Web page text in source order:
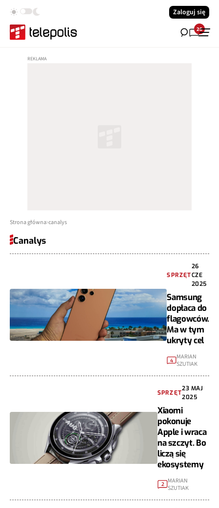
Zaloguj się
28
Strona główna canalys
Canalys
SPRZĘT
26
CZE
2025
Samsung
dopłaca do
flagowców.
Ma w tym
ukryty cel
4
MARIAN
SZUTIAK
SPRZĘT
23 MAJ
2025
Xiaomi
pokonuje
Apple i wraca
na szczyt. Bo
liczą się
ekosystemy
2
MARIAN
SZUTIAK